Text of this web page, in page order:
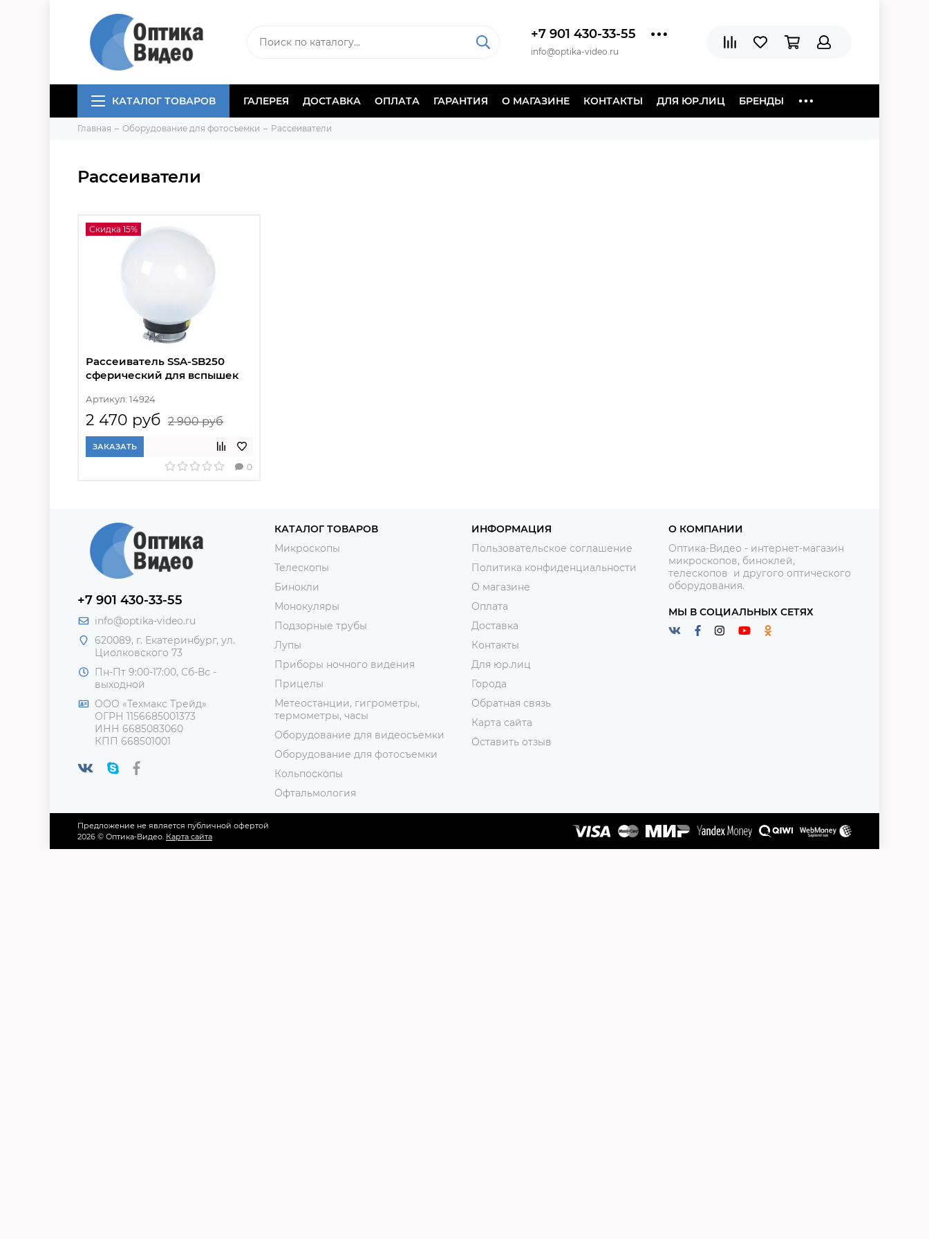
+7 901 430-33-55
info@optika-video.ru
КАТАЛОГ ТОВАРОВ ГАЛЕРЕЯ ДОСТАВКА ОПЛАТА ГАРАНТИЯ О МАГАЗИНЕ КОНТАКТЫ ДЛЯ ЮР.ЛИЦ БРЕНДЫ
Главная Оборудование для фотосъемки Рассеиватели
Рассеиватели
Скидка 15%
Рассеиватель SSA-SB250
сферический для вспышек
Артикул: 14924
2 470 руб 2 900 руб
ЗАКАЗАТЬ
0
+7 901 430-33-55
info@optika-video.ru
620089, г. Екатеринбург, ул.
Циолковского 73
Пн-Пт 9:00-17:00, Сб-Вс -
выходной
ООО «Техмакс Трейд»
ОГРН 1156685001373
ИНН 6685083060
КПП 668501001
КАТАЛОГ ТОВАРОВ
Микроскопы
Телескопы
Бинокли
Монокуляры
Подзорные трубы
Лупы
Приборы ночного видения
Прицелы
Метеостанции, гигрометры,
термометры, часы
Оборудование для видеосъемки
Оборудование для фотосъемки
Кольпоскопы
Офтальмология
ИНФОРМАЦИЯ
Пользовательское соглашение
Политика конфиденциальности
О магазине
Оплата
Доставка
Контакты
Для юр.лиц
Города
Обратная связь
Карта сайта
Оставить отзыв
О КОМПАНИИ
Оптика-Видео - интернет-магазин
микроскопов, биноклей,
телескопов и другого оптического
оборудования.
МЫ В СОЦИАЛЬНЫХ СЕТЯХ
Предложение не является публичной офертой
2026 © Оптика-Видео. Карта сайта